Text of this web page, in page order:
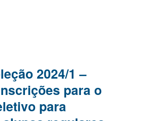
2024/1 –
para o
para